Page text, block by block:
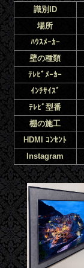
識別ID
場所
ﾊｳｽﾒｰｶｰ
壁の種類
ﾃﾚﾋﾞﾒｰｶｰ
ｲﾝﾁｻｲｽﾞ
ﾃﾚﾋﾞ型番
棚の施工
HDMI ｺﾝｾﾝﾄ
Instagram